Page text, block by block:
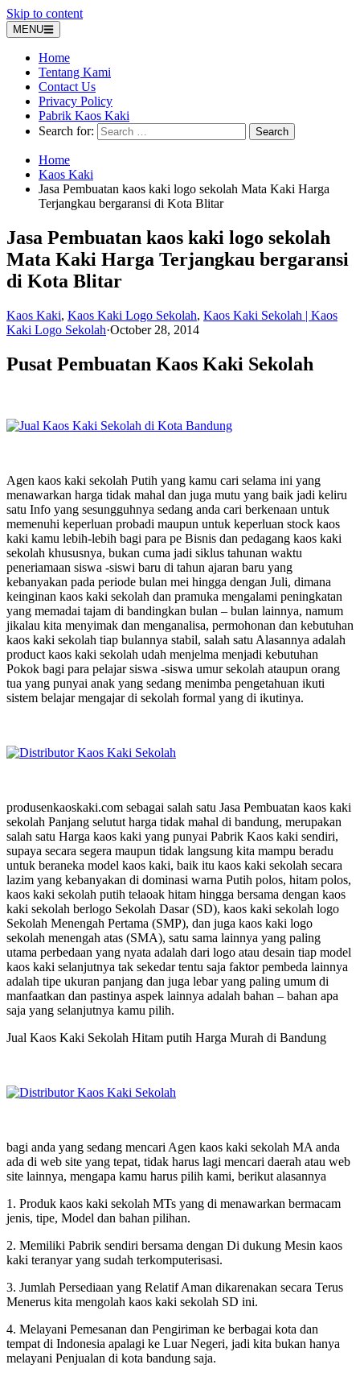
Skip to content
MENU
Home
Tentang Kami
Contact Us
Privacy Policy
Pabrik Kaos Kaki
Search for:
Home
Kaos Kaki
Jasa Pembuatan kaos kaki logo sekolah Mata Kaki Harga
Terjangkau bergaransi di Kota Blitar
Jasa Pembuatan kaos kaki logo sekolah
Mata Kaki Harga Terjangkau bergaransi
di Kota Blitar
Kaos Kaki, Kaos Kaki Logo Sekolah, Kaos Kaki Sekolah | Kaos
Kaki Logo Sekolah·October 28, 2014
Pusat Pembuatan Kaos Kaki Sekolah
Agen kaos kaki sekolah Putih yang kamu cari selama ini yang
menawarkan harga tidak mahal dan juga mutu yang baik jadi keliru
satu Info yang sesungguhnya sedang anda cari berkenaan untuk
memenuhi keperluan probadi maupun untuk keperluan stock kaos
kaki kamu lebih-lebih bagi para pe Bisnis dan pedagang kaos kaki
sekolah khususnya, bukan cuma jadi siklus tahunan waktu
peneriamaan siswa -siswi baru di tahun ajaran baru yang
kebanyakan pada periode bulan mei hingga dengan Juli, dimana
keinginan kaos kaki sekolah dan pramuka mengalami peningkatan
yang memadai tajam di bandingkan bulan – bulan lainnya, namum
jikalau kita menyimak dan menganalisa, permohonan dan kebutuhan
kaos kaki sekolah tiap bulannya stabil, salah satu Alasannya adalah
product kaos kaki sekolah udah menjelma menjadi kebutuhan
Pokok bagi para pelajar siswa -siswa umur sekolah ataupun orang
tua yang punyai anak yang sedang menimba pengetahuan ikuti
sistem belajar mengajar di sekolah formal yang di ikutinya.
produsenkaoskaki.com sebagai salah satu Jasa Pembuatan kaos kaki
sekolah Panjang selutut harga tidak mahal di bandung, merupakan
salah satu Harga kaos kaki yang punyai Pabrik Kaos kaki sendiri,
supaya secara segera maupun tidak langsung kita mampu beradu
untuk beraneka model kaos kaki, baik itu kaos kaki sekolah secara
lazim yang kebanyakan di dominasi warna Putih polos, hitam polos,
kaos kaki sekolah putih telaoak hitam hingga bersama dengan kaos
kaki sekolah berlogo Sekolah Dasar (SD), kaos kaki sekolah logo
Sekolah Menengah Pertama (SMP), dan juga kaos kaki logo
sekolah menengah atas (SMA), satu sama lainnya yang paling
utama perbedaan yang nyata adalah dari logo atau desain tiap model
kaos kaki selanjutnya tak sekedar tentu saja faktor pembeda lainnya
adalah tipe ukuran panjang dan juga lebar yang paling umum di
manfaatkan dan pastinya aspek lainnya adalah bahan – bahan apa
saja yang selanjutnya kamu pilih.
Jual Kaos Kaki Sekolah Hitam putih Harga Murah di Bandung
bagi anda yang sedang mencari Agen kaos kaki sekolah MA anda
ada di web site yang tepat, tidak harus lagi mencari daerah atau web
site lainnya, mengapa kamu harus pilih kami, berikut alasannya
1. Produk kaos kaki sekolah MTs yang di menawarkan bermacam
jenis, tipe, Model dan bahan pilihan.
2. Memiliki Pabrik sendiri bersama dengan Di dukung Mesin kaos
kaki teranyar yang sudah terkomputerisasi.
3. Jumlah Persediaan yang Relatif Aman dikarenakan secara Terus
Menerus kita mengolah kaos kaki sekolah SD ini.
4. Melayani Pemesanan dan Pengiriman ke berbagai kota dan
tempat di Indonesia apalagi ke Luar Negeri, jadi kita bukan hanya
melayani Penjualan di kota bandung saja.